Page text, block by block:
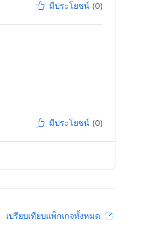
มีประโยชน์ (0)
มีประโยชน์ (0)
เปรียบเทียบแพ็กเกจทั้งหมด